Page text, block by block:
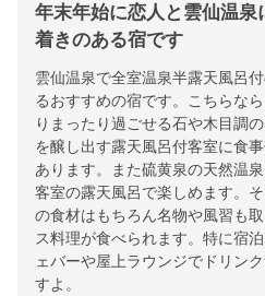
年末年始に恋人と雲仙温泉
着きのある宿です
雲仙温泉で全室温泉半露天風呂
るおすすめの宿です。こちらな
りまったり過ごせる石や木目調
を醸し出す露天風呂付客室に食
あります。また硫黄泉の天然温
客室の露天風呂で楽しめます。
の食材はもちろん名物や風習も
ス料理が食べられます。特に宿
ェバーや屋上ラウンジでドリン
すよ。